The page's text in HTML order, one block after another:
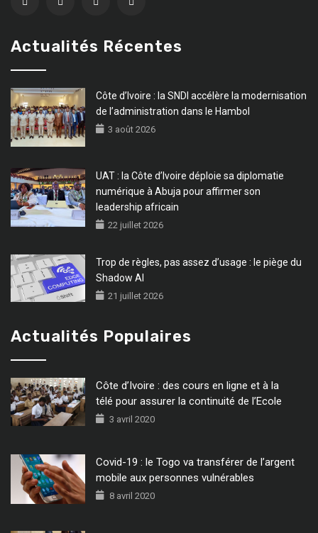
Actualités Récentes
Côte d’Ivoire : la SNDI accélère la modernisation
de l’administration dans le Hambol
3 août 2026
UAT : la Côte d’Ivoire déploie sa diplomatie
numérique à Abuja pour affirmer son
leadership africain
22 juillet 2026
Trop de règles, pas assez d’usage : le piège du
Shadow AI
21 juillet 2026
Actualités Populaires
Côte d’Ivoire : des cours en ligne et à la
télé pour assurer la continuité de l’Ecole
3 avril 2020
Covid-19 : le Togo va transférer de l’argent
mobile aux personnes vulnérables
8 avril 2020